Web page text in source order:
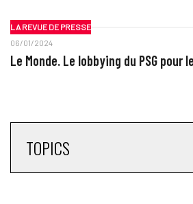
LA REVUE DE PRESSE
06/01/2024
Le Monde. Le lobbying du PSG pour
TOPICS